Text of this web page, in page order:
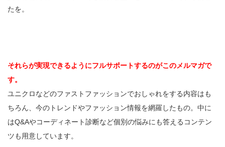
たを。
それらが実現できるようにフルサポートするのがこのメルマガで
す。
ユニクロなどのファストファッションでおしゃれをする内容はも
ちろん、今のトレンドやファッション情報を網羅したもの。中に
はQ&Aやコーディネート診断など個別の悩みにも答えるコンテン
ツも用意しています。